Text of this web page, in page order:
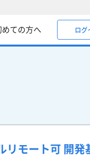
めての方へ ログ
リモート可 開発